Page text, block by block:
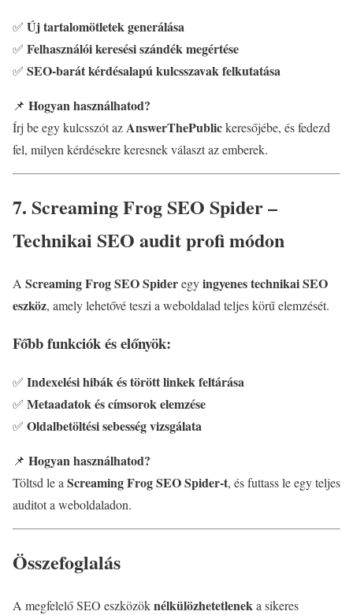
✅ Új tartalomötletek generálása
✅ Felhasználói keresési szándék megértése
✅ SEO-barát kérdésalapú kulcsszavak felkutatása
📌 Hogyan használhatod?
Írj be egy kulcsszót azAnswerThePublickeresőjébe, és fedezd
fel, milyen kérdésekre keresnek választ az emberek.
7. Screaming Frog SEO Spider –
Technikai SEO audit profi módon
A Screaming Frog SEO Spideregyingyenes technikai SEO
eszköz, amely lehetővé teszi a weboldalad teljes körű elemzését.
Főbb funkciók és előnyök:
✅ Indexelési hibák és törött linkek feltárása
✅ Metaadatok és címsorok elemzése
✅ Oldalbetöltési sebesség vizsgálata
📌 Hogyan használhatod?
Töltsd le a Screaming Frog SEO Spider-t, és futtass le egy teljes
auditot a weboldaladon.
Összefoglalás
A megfelelő SEO eszközöknélkülözhetetleneka sikeres